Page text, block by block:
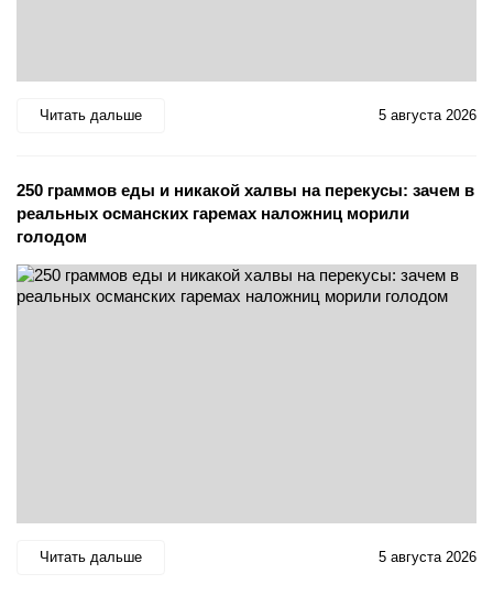
Читать дальше 5 августа 2026
250 граммов еды и никакой халвы на перекусы: зачем в
реальных османских гаремах наложниц морили
голодом
Читать дальше 5 августа 2026